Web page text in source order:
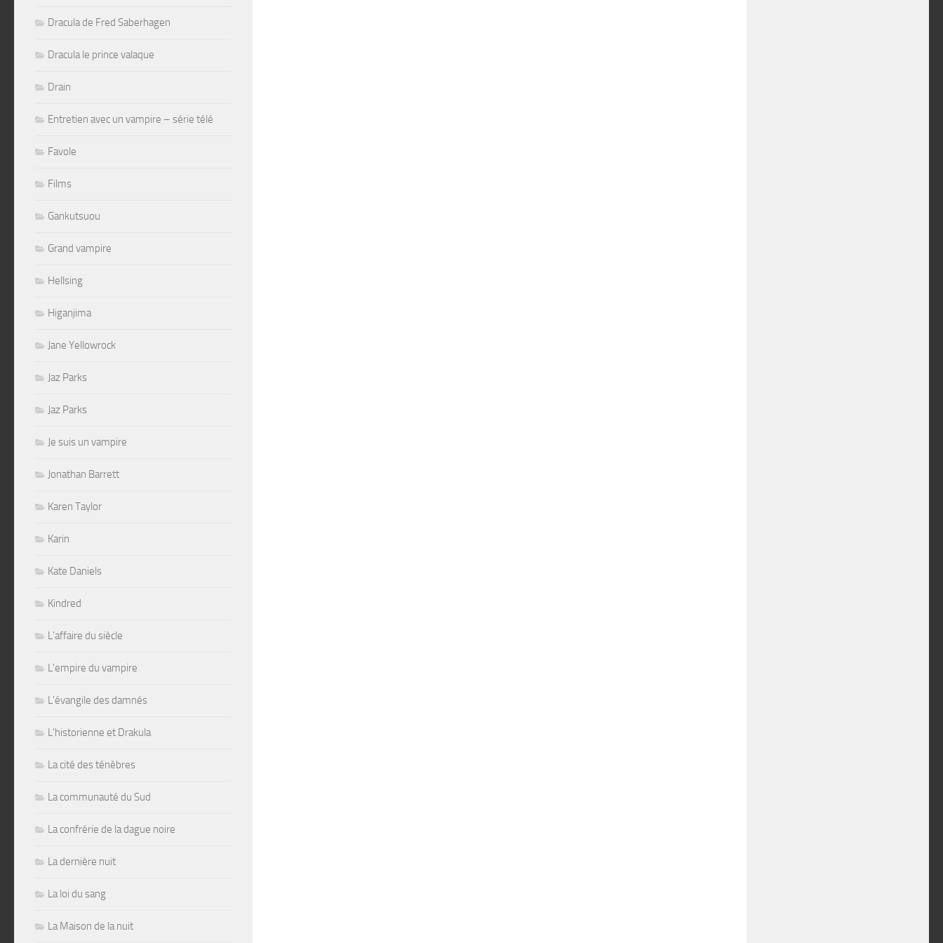
Dracula de Fred Saberhagen
Dracula le prince valaque
Drain
Entretien avec un vampire – série télé
Favole
Films
Gankutsuou
Grand vampire
Hellsing
Higanjima
Jane Yellowrock
Jaz Parks
Jaz Parks
Je suis un vampire
Jonathan Barrett
Karen Taylor
Karin
Kate Daniels
Kindred
L'affaire du siècle
L'empire du vampire
L'évangile des damnés
L'historienne et Drakula
La cité des ténèbres
La communauté du Sud
La confrérie de la dague noire
La dernière nuit
La loi du sang
La Maison de la nuit